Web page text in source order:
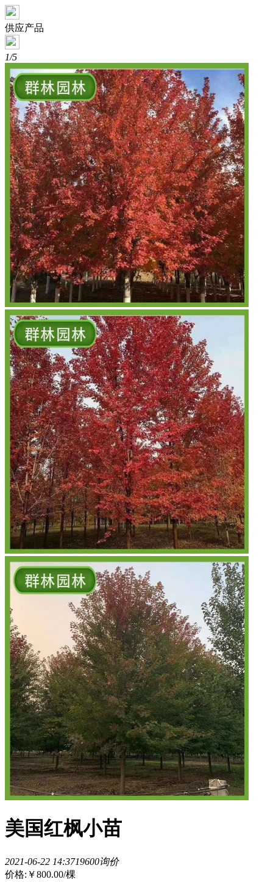
供应产品
1/5
美国红枫小苗
2021-06-22 14:3719600询价
价格: ￥800.00/棵